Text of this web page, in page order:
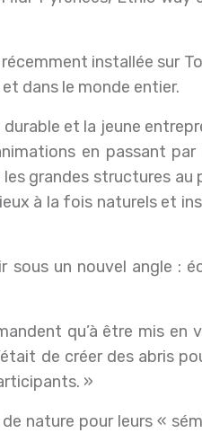
installée sur
dans le monde entier.
et la jeune
en passant
grandes structures
à la fois naturels et
sous un nouvel angle
qu’à être mis en
de créer des abris
»
nature pour leurs «